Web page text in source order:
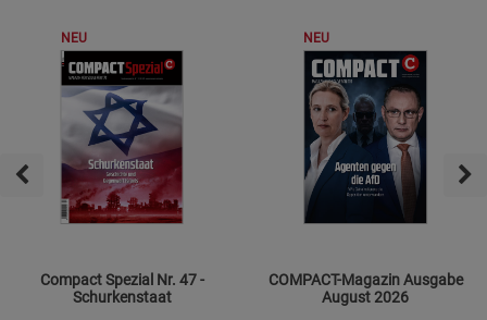
NEU
Compact Spezial Nr. 47 -
Schurkenstaat
NEU
COMPACT-Magazin Ausgabe
August 2026